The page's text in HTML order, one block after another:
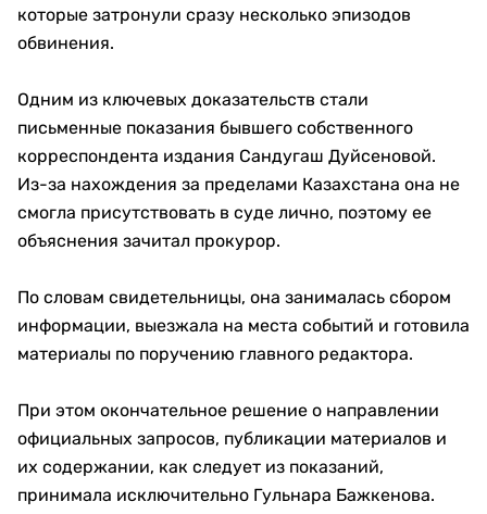
которые затронули сразу несколько эпизодов
обвинения.
Одним из ключевых доказательств стали
письменные показания бывшего собственного
корреспондента издания Сандугаш Дуйсеновой.
Из-за нахождения за пределами Казахстана она не
смогла присутствовать в суде лично, поэтому ее
объяснения зачитал прокурор.
По словам свидетельницы, она занималась сбором
информации, выезжала на места событий и готовила
материалы по поручению главного редактора.
При этом окончательное решение о направлении
официальных запросов, публикации материалов и
их содержании, как следует из показаний,
принимала исключительно Гульнара Бажкенова.